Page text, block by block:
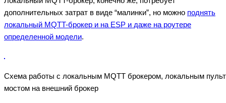
дополнительных затрат в виде “малинки”, но можно поднять
локальный MQTT-брокер и на ESP и даже на роутере
определенной модели.
Схема работы с локальным MQTT брокером, локальным
мостом на внешний брокер